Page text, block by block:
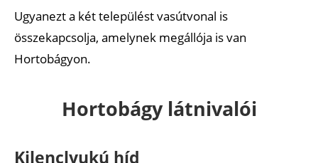
Ugyanezt a két települést vasútvonal is
összekapcsolja, amelynek megállója is van
Hortobágyon.
Hortobágy látnivalói
Kilenclyukú híd